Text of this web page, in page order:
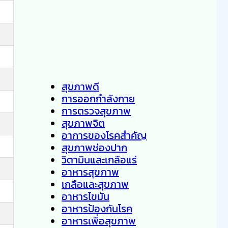
สุขภาพดี
การออกกำลังกาย
การตรวจสุขภาพ
สุขภาพจิต
อาการของโรคสำคัญ
สุขภาพช่องปาก
วิตามินและเกลือแร่
อาหารสุขภาพ
เกลือและสุขภาพ
อาหารไขมัน
อาหารป้องกันโรค
อาหารเพื่อสุขภาพ